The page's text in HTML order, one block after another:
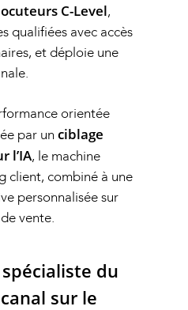
C-Level,
qualifiées avec accès
et déploie une
orientée
par unciblage
l’IA, le machine
client, combiné à une
personnalisée sur
vente.
du
sur le